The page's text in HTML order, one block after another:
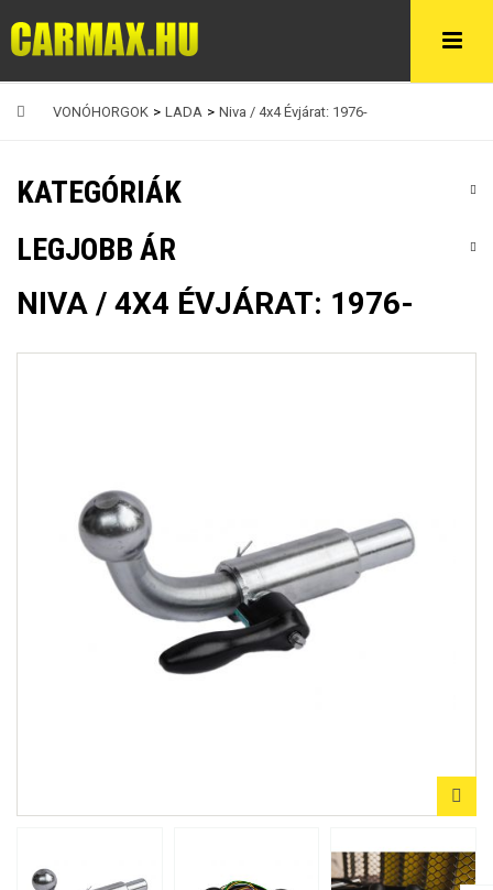
VONÓHORGOK > LADA > Niva / 4x4 Évjárat: 1976-
KATEGÓRIÁK
LEGJOBB ÁR
NIVA / 4X4 ÉVJÁRAT: 1976-